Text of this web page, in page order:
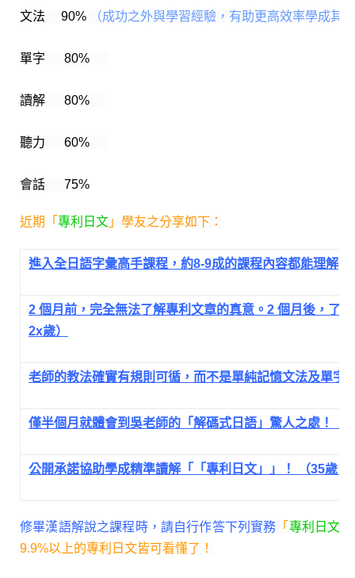
文法 90% （成功之外與學習經驗，有助更高效率學成其
單字 80%
讀解 80%
聽力 60%
會話 75%
近期「 專利日文 」學友之分享如下：
進入全日語字彙高手課程，約8-9成的課程內容都能理解
2 個月前，完全無法了解專利文章的真意。2 個月後，
2x歲）
老師的教法確實有規則可循，而不是單純記憶文法及單
僅半個月就體會到吳老師的「解碼式日語」驚人之處！（
公開承諾協助學成精準讀解「「專利日文」」！ （35歲．
修畢漢語解說之課程時，請自行作答下列實務 「 專利日文
9.9%以上的專利日文皆可看懂了！